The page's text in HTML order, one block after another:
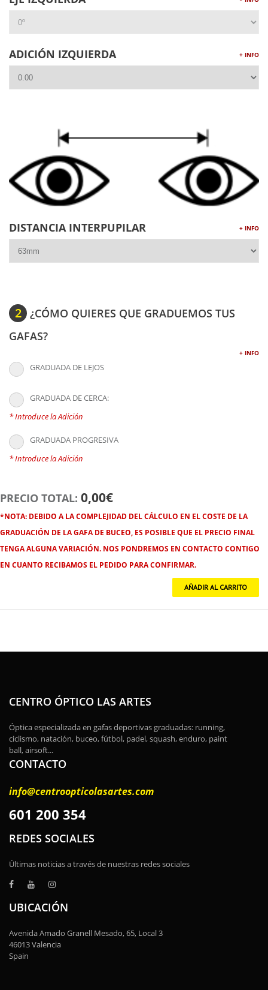
ADICIÓN IZQUIERDA + INFO
DISTANCIA INTERPUPILAR + INFO
2
¿CÓMO QUIERES QUE GRADUEMOS TUS
GAFAS?
+ INFO
GRADUADA DE LEJOS
GRADUADA DE CERCA:
* Introduce la Adición
GRADUADA PROGRESIVA
* Introduce la Adición
PRECIO TOTAL: 0,00€
*NOTA: DEBIDO A LA COMPLEJIDAD DEL CÁLCULO EN EL COSTE DE LA
GRADUACIÓN DE LA GAFA DE BUCEO, ES POSIBLE QUE EL PRECIO FINAL
TENGA ALGUNA VARIACIÓN. NOS PONDREMOS EN CONTACTO CONTIGO
EN CUANTO RECIBAMOS EL PEDIDO PARA CONFIRMAR.
CENTRO ÓPTICO LAS ARTES
Óptica especializada en gafas deportivas graduadas: running,
ciclismo, natación, buceo, fútbol, padel, squash, enduro, paint
ball, airsoft...
CONTACTO
info@centroopticolasartes.com
601 200 354
REDES SOCIALES
Últimas noticias a través de nuestras redes sociales
UBICACIÓN
Avenida Amado Granell Mesado, 65, Local 3
46013 Valencia
Spain